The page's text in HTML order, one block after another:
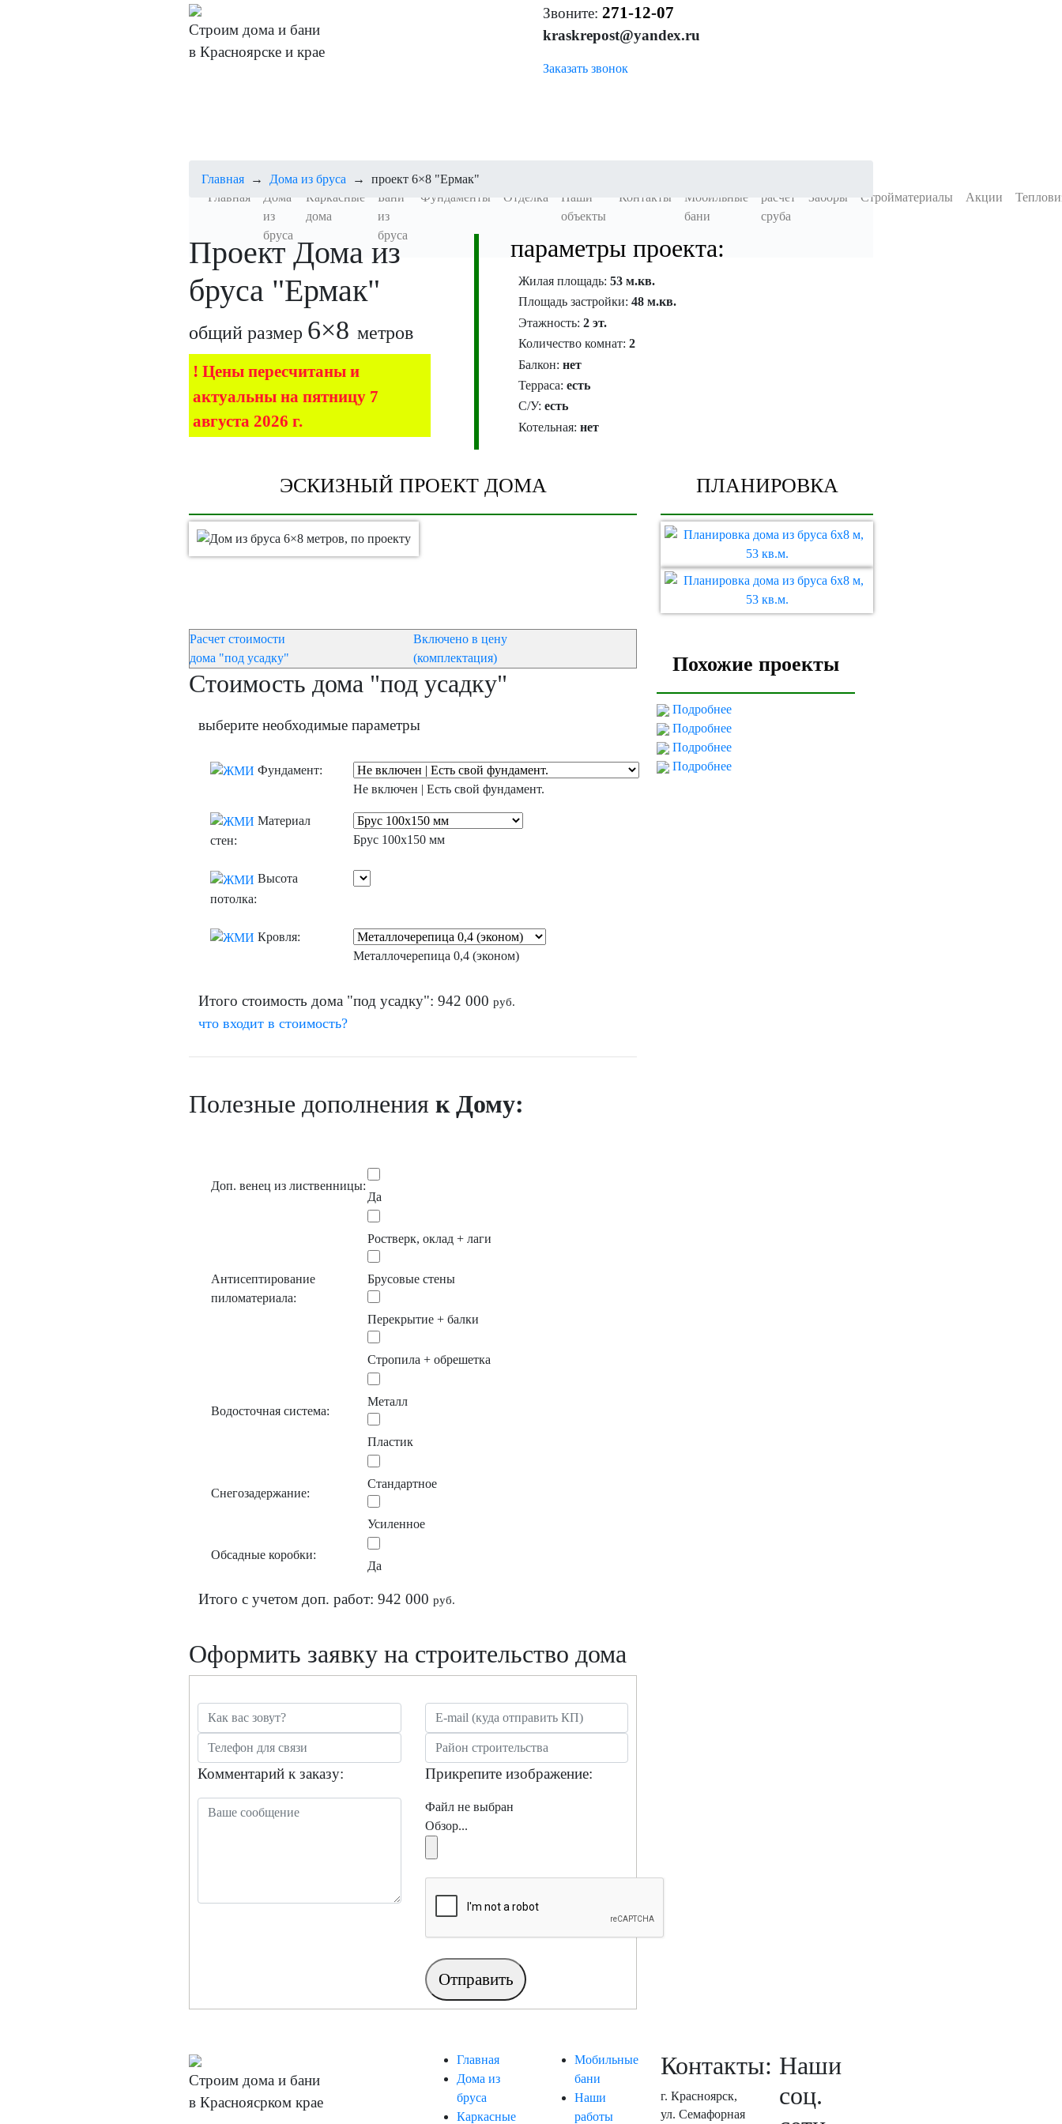
Строим дома и бани
в Красноярске и крае
Звоните: 271-12-07
kraskrepost@yandex.ru
Заказать звонок
Главная (current)
Дома
из
бруса
Каркасные
дома
Бани
из
бруса
Фундаменты Отделка
Наши
объекты
Контакты
Мобильные
бани
расчет
сруба
Заборы Стройматериалы Акции
Главная → Дома из бруса → проект 6×8 "Ермак"
Проект Дома из
бруса "Ермак"
общий размер 6×8 метров
! Цены пересчитаны и
актуальны на пятницу 7
августа 2026 г.
параметры проекта:
Жилая площадь: 53 м.кв.
Площадь застройки: 48 м.кв.
Этажность: 2 эт.
Количество комнат: 2
Балкон: нет
Терраса: есть
С/У: есть
Котельная: нет
ЭСКИЗНЫЙ ПРОЕКТ ДОМА ПЛАНИРОВКА
Расчет стоимости
дома "под усадку"
Включено в цену
(комплектация)
Стоимость дома "под усадку"
выберите необходимые параметры
Фундамент:
Не включен | Есть свой фундамент.
Материал
стен:
Брус 100х150 мм
Высота
потолка:
Кровля:
Металлочерепица 0,4 (эконом)
Итого стоимость дома "под усадку": 942 000 руб.
что входит в стоимость?
Полезные дополнения к Дому:
Доп. венец из лиственницы:
Да
Антисептирование
пиломатериала:
Ростверк, оклад + лаги
Брусовые стены
Перекрытие + балки
Стропила + обрешетка
Водосточная система:
Металл
Пластик
Снегозадержание:
Стандартное
Усиленное
Обсадные коробки:
Да
Итого с учетом доп. работ: 942 000 руб.
Оформить заявку на строительство дома
Комментарий к заказу: Прикрепите изображение:
Файл не выбран
Обзор...
Похожие проекты
Подробнее
Подробнее
Подробнее
Подробнее
Строим дома и бани
в Красноясрком крае
Главная
Дома из
бруса
Каркасные
Мобильные
бани
Наши
работы
Контакты:
г. Красноярск,
ул. Семафорная
Наши
соц.